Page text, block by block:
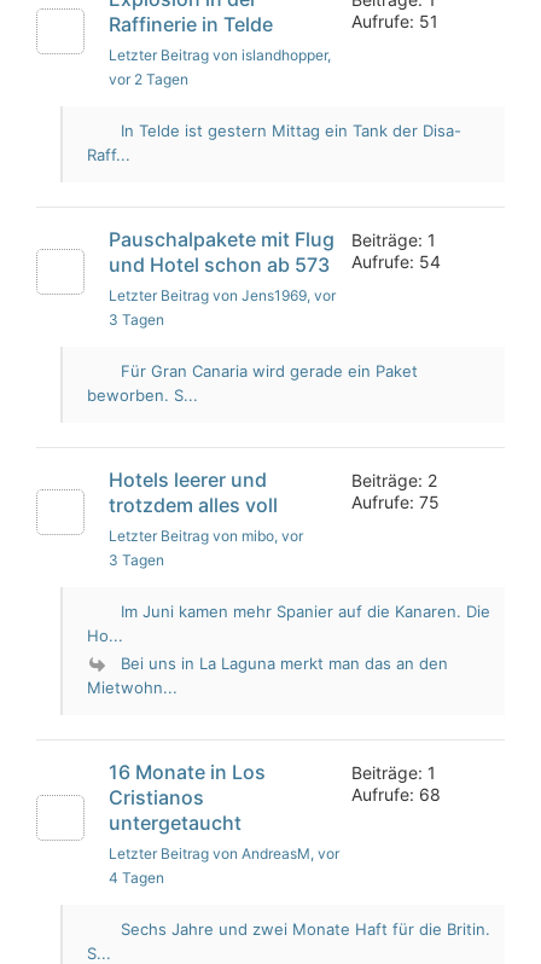
Raffinerie in Telde
Letzter Beitrag von islandhopper,
vor 2 Tagen
Aufrufe: 51
In Telde ist gestern Mittag ein Tank der Disa-
Raff...
Pauschalpakete mit Flug
und Hotel schon ab 573
Letzter Beitrag von Jens1969, vor
3 Tagen
Beiträge: 1
Aufrufe: 54
Für Gran Canaria wird gerade ein Paket
beworben. S...
Hotels leerer und
trotzdem alles voll
Letzter Beitrag von mibo, vor
3 Tagen
Beiträge: 2
Aufrufe: 75
Im Juni kamen mehr Spanier auf die Kanaren. Die
Ho...
Bei uns in La Laguna merkt man das an den
Mietwohn...
16 Monate in Los
Cristianos
untergetaucht
Letzter Beitrag von AndreasM, vor
4 Tagen
Beiträge: 1
Aufrufe: 68
Sechs Jahre und zwei Monate Haft für die Britin.
S...